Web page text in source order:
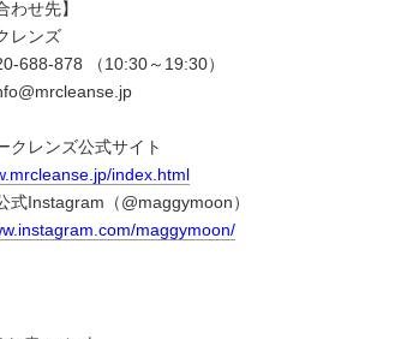
わせ先】
レンズ
688-878 （10:30～19:30）
クレンズ公式サイト
index.html
式Instagram（@maggymoon）
maggymoon/